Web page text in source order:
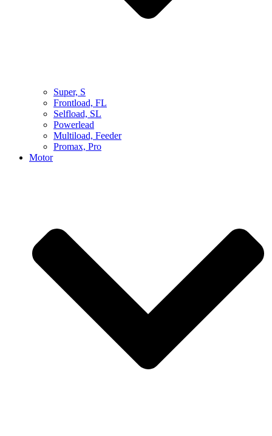
Super, S
Frontload, FL
Selfload, SL
Powerlead
Multiload, Feeder
Promax, Pro
Motor